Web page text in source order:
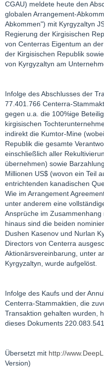
CGAU) meldete heute den
globalen Arrangement-
Abkommen") mit Kyrgyzaltyn
Regierung der Kirgisischen
von Centerras Eigentum an
der Kirgisischen Republik
von Kyrgyzaltyn am
Infolge des Abschlusses der
77.401.766 Centerra-
gegen u.a. die 100%ige
kirgisischen
indirekt die Kumtor-Mine
Republik die gesamte
einschließlich aller
übernehmen) sowie
Millionen US$ (wovon ein Teil
entrichtenden kanadischen
Wie im Arrangement
unter anderem eine
Ansprüche im
hinaus sind die beiden
Dushen Kasenov und Nurlan
Directors von Centerra
Aktionärsvereinbarung, unter
Kyrgyzaltyn, wurde aufgelöst.
Infolge des Kaufs und der
Centerra-Stammaktien, die
Transaktion gehalten wurden,
dieses Dokuments
Übersetzt mit http://
Version)